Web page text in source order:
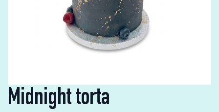
Midnight torta